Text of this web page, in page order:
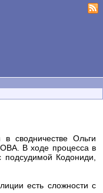
сводничестве Ольги
В ходе процесса в
Кодониди,
есть сложности с